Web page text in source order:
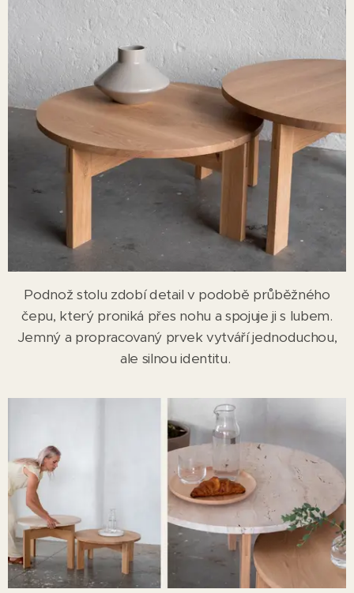
Podnož stolu zdobí detail v podobě průběžného
čepu, který proniká přes nohu a spojujeji s lubem.
Jemný a propracovaný prvek vytváří jednoduchou,
ale silnou identitu.